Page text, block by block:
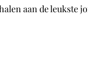
aan de leukste